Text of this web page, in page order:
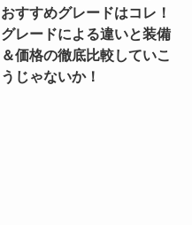
おすすめグレードはコレ！
グレードによる違いと装備
＆価格の徹底比較していこ
うじゃないか！